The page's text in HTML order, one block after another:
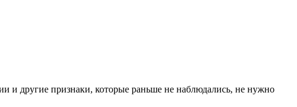
и другие признаки, которые раньше не наблюдались, не нужно